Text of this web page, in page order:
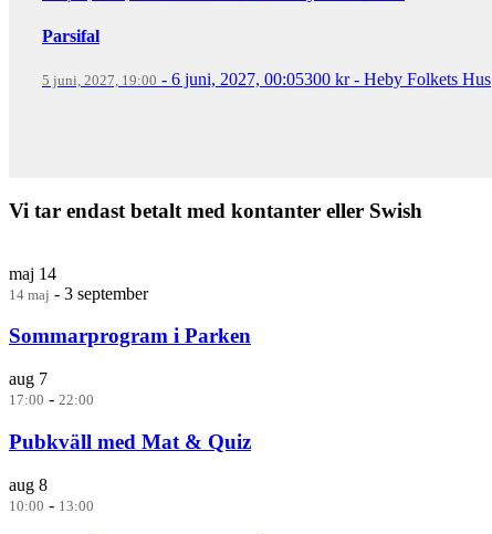
Parsifal
5 juni, 2027, 19:00 - 6 juni, 2027, 00:05300 kr- Heby Folkets Hus
Vi tar endast betalt med kontanter eller Swish
maj 14
14 maj - 3 september
Sommarprogram i Parken
aug 7
17:00 - 22:00
Pubkväll med Mat & Quiz
aug 8
10:00 - 13:00